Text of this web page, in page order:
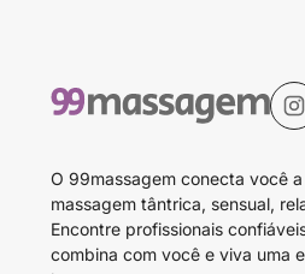
O 99massagem conecta você
massagem tântrica, sensual,
Encontre profissionais
combina com você e viva uma